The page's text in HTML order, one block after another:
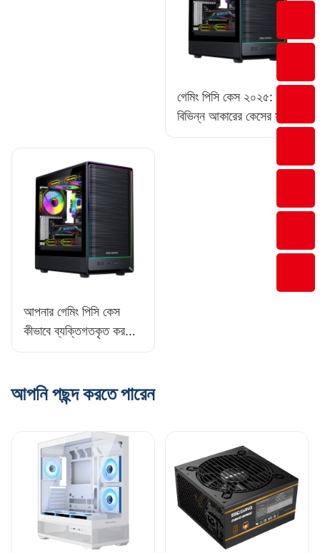
গেমিং পিসি কেস ২০২৫:
বিভিন্ন আকারের কেসের সুবিধা
এবং অসুবিধা
আপনার গেমিং পিসি কেস
কীভাবে ব্যক্তিগতকৃত করবেন:
আপনার নিজস্ব স্পর্শ যোগ
আপনি পছন্দ করতে পারেন